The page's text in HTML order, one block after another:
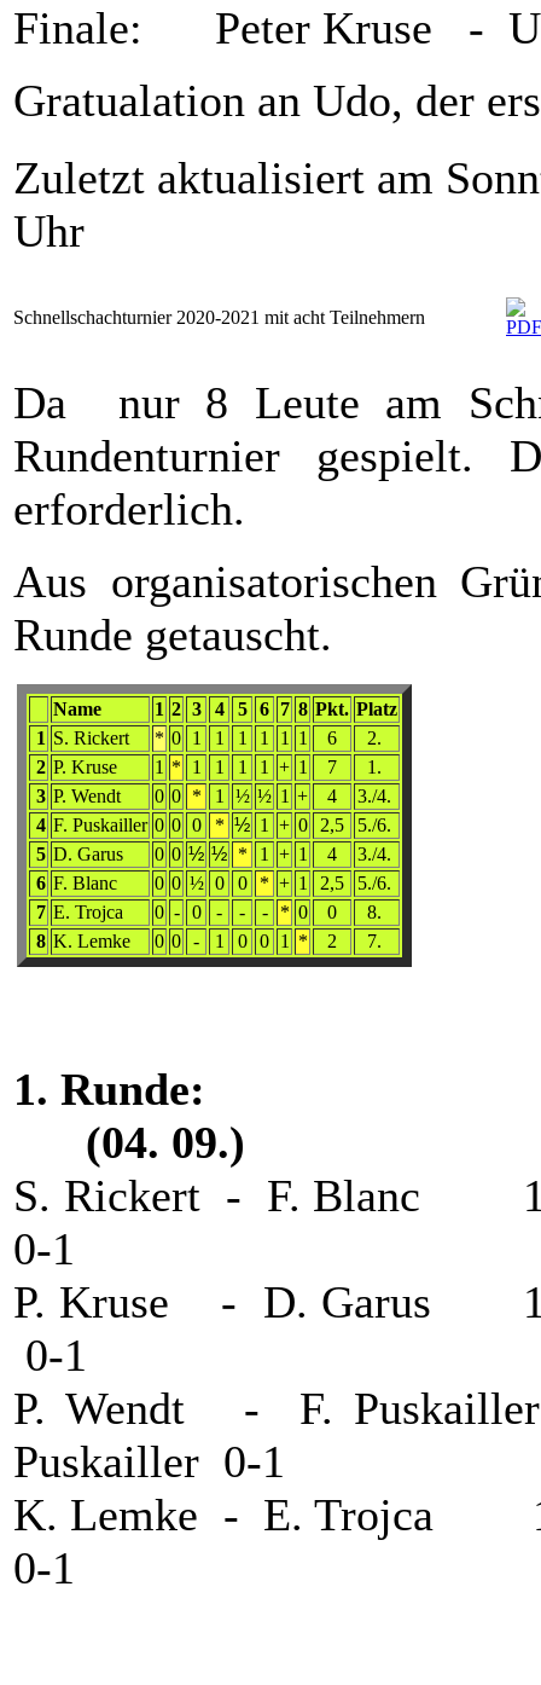
Finale: Peter Kruse
Gratualation an Udo, der
Zuletzt aktualisiert am
Uhr
Schnellschachturnier 2020-2021 mit acht Teilnehmern
Da nur 8 Leute am
Rundenturnier gespielt.
erforderlich.
Aus organisatorischen
Runde getauscht.
Name 1 2 3 4 5 6 7 8 Pkt. Platz
1 S. Rickert * 0 1 1 1 1 1 1 6
2.
2 P. Kruse 1 * 1 1 1 1 + 1 7
1.
3 P. Wendt 0 0 * 1 ½ ½ 1 + 4
3./4.
4 F. Puskailler 0 0 0 * ½ 1 + 0 2,5
5./6.
5 D. Garus 0 0 ½ ½ * 1 + 1 4
3./4.
6 F. Blanc 0 0 ½ 0 0 * + 1 2,5
5./6.
7 E. Trojca 0 - 0 - - - * 0 0
8.
8 K. Lemke 0 0 - 1 0 0 1 * 2 7.
1.
(04. 09.)
S. Rickert - F.
0-1
P. Kruse - D.
0-1
P. Wendt - F.
Puskailler 0-1
K. Lemke - E.
0-1